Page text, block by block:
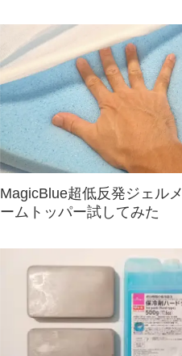
MagicBlue超低反発ジェル
ームトッパー試してみた